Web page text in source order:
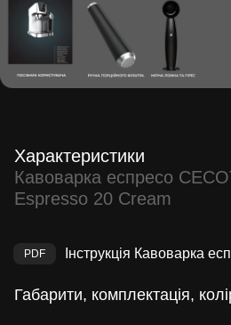
Характеристики
Кавоварка еспресо
Espresso 20 Cream
Габарити, комплектація,